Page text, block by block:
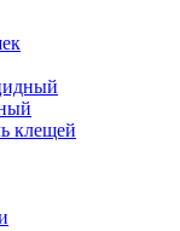
клещей